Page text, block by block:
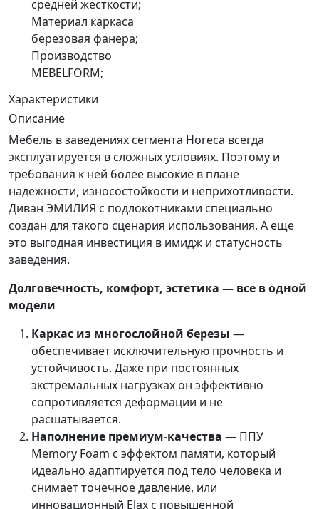
средней жесткости;
Материал каркаса
березовая фанера;
Производство
MEBELFORM;
Характеристики
Описание
Мебель в заведениях сегмента Horeca всегда
эксплуатируется в сложных условиях. Поэтому и
требования к ней более высокие в плане
надежности, износостойкости и неприхотливости.
Диван ЭМИЛИЯ с подлокотниками специально
создан для такого сценария использования. А еще
это выгодная инвестиция в имидж и статусность
заведения.
Долговечность, комфорт, эстетика — все в одной
модели
Каркас из многослойной березы —
обеспечивает исключительную прочность и
устойчивость. Даже при постоянных
экстремальных нагрузках он эффективно
сопротивляется деформации и не
расшатывается.
Наполнение премиум-качества — ППУ
Memory Foam с эффектом памяти, который
идеально адаптируется под тело человека и
снимает точечное давление, или
инновационный Elax с повышенной